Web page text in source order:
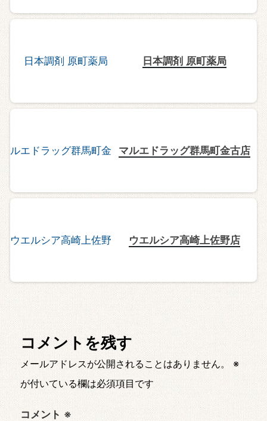
日本調剤 原町薬局
マルエドラッグ群馬町金古店
ウエルシア高崎上佐野店
コメントを残す
メールアドレスが公開されることはありません。
※
が付いている欄は必須項目です
コメント ※